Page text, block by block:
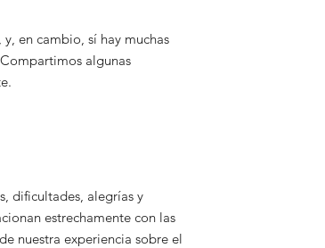
en cambio, sí hay muchas
algunas
dificultades, alegrías y
estrechamente con las
nuestra experiencia sobre el